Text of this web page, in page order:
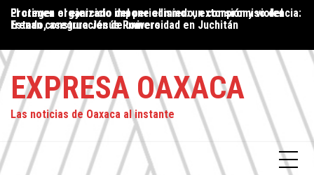
SkipProteger el ejercicio del periodismo: un compromiso del
Estado, asegura Jesús Romero
El crimen organizado impone el miedo, extorsión y violencia:
frenan construcción de universidad en Juchitán
EXPRESA OAXACA
Las noticias de Oaxaca al instante